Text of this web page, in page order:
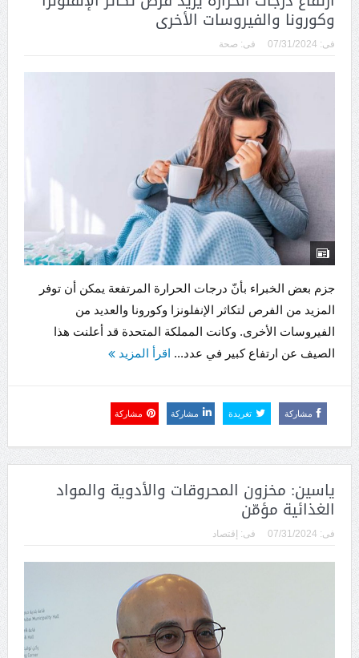
وكورونا والفيروسات الأخرى
فى: 07/31/2024 فى: صحة
جزم بعض الخبراء بأنّ درجات الحرارة المرتفعة يمكن أن توفر
المزيد من الفرص لتكاثر الإنفلونزا وكورونا والعديد من
الفيروسات الأخرى. وكانت المملكة المتحدة قد أعلنت هذا
الصيف عن ارتفاع كبير في عدد... اقرأ المزيد
مشاركة تغريدة مشاركة مشاركة
ياسين: مخزون المحروقات والأدوية والمواد
الغذائية مؤمّن
فى: 07/31/2024 فى: إقتصاد